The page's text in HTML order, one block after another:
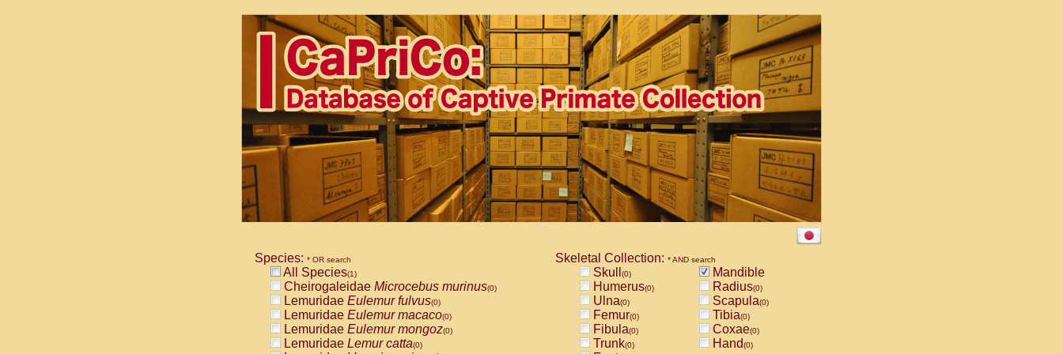
Species: * OR search
All Species(1)
Cheirogaleidae Microcebus murinus(0)
Lemuridae Eulemur fulvus(0)
Lemuridae Eulemur macaco(0)
Lemuridae Eulemur mongoz(0)
Lemuridae Lemur catta(0)
Skeletal Collection: * AND search
Skull (0)
Mandible
Humerus(0) Radius(0)
Ulna(0) Scapula(0)
Femur(0) Tibia(0)
Fibula(0) Coxae(0)
Trunk(0) Hand(0)